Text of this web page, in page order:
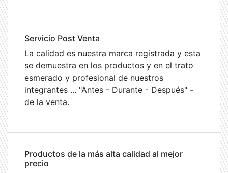
Servicio Post Venta
La calidad es nuestra marca registrada y esta
se demuestra en los productos y en el trato
esmerado y profesional de nuestros
integrantes ... "Antes - Durante - Después" -
de la venta.
Productos de la más alta calidad al mejor
precio